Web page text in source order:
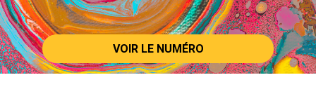
VOIR LE NUMÉRO